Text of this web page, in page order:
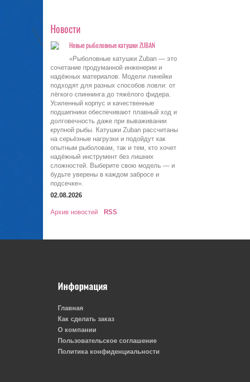
Новости
Новые рыболовные катушки ZUBAN
«Рыболовные катушки Zuban — это
сочетание продуманной инженерии и
надёжных материалов. Модели линейки
подходят для разных способов ловли: от
лёгкого спиннинга до тяжёлого фидера.
Усиленный корпус и качественные
подшипники обеспечивают плавный ход и
долговечность даже при вываживании
крупной рыбы. Катушки Zuban рассчитаны
на серьёзные нагрузки и подойдут как
опытным рыболовам, так и тем, кто хочет
надёжный инструмент без лишних
сложностей. Выберите свою модель — и
будьте уверены в каждом забросе и
подсечке».
02.08.2026
Архив новостей RSS
Информация
Главная
Как сделать заказ
О компании
Пользовательское соглашение
Политика конфиденциальности